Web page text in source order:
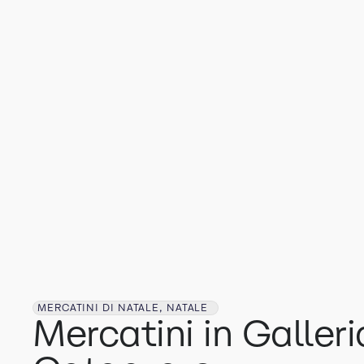
MERCATINI DI NATALE, NATALE
Mercatini in